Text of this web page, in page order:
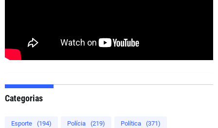
Categorias
Esporte (194) Polícia (219) Política (371)